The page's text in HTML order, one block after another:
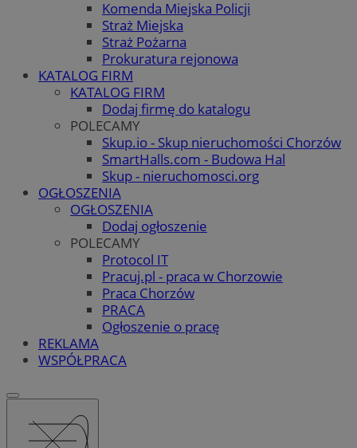
Komenda Miejska Policji
Straż Miejska
Straż Pożarna
Prokuratura rejonowa
KATALOG FIRM
KATALOG FIRM
Dodaj firmę do katalogu
POLECAMY
Skup.io - Skup nieruchomości Chorzów
SmartHalls.com - Budowa Hal
Skup - nieruchomosci.org
OGŁOSZENIA
OGŁOSZENIA
Dodaj ogłoszenie
POLECAMY
Protocol IT
Pracuj.pl - praca w Chorzowie
Praca Chorzów
PRACA
Ogłoszenie o pracę
REKLAMA
WSPÓŁPRACA